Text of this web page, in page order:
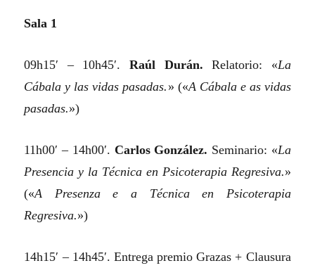
Sala 1
09h15′ – 10h45′. Raúl Durán. Relatorio: «La
Cábala y las vidas pasadas. » («A Cábala e as vidas
pasadas.»)
11h00′ – 14h00′. Carlos González. Seminario: «La
Presencia y la Técnica en Psicoterapia Regresiva.»
(«A Presenza e a Técnica en Psicoterapia
Regresiva.»)
14h15′ – 14h45′. Entrega premio Grazas + Clausura